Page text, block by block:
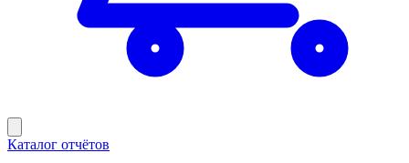
Каталог отчётов